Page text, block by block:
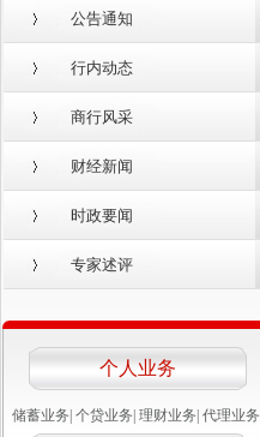
公告通知
行内动态
商行风采
财经新闻
时政要闻
专家述评
个人业务
储蓄业务 个贷业务 理财业务 代理业务